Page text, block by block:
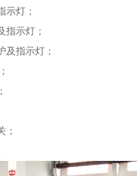
示灯；
指示灯；
及指示灯；
；